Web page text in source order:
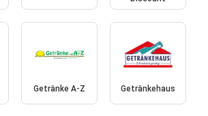
Getränke A-Z Getränkehaus